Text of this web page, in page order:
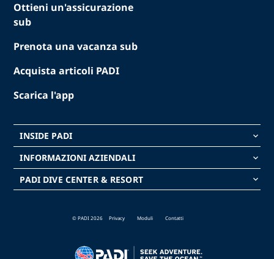
Ottieni un'assicurazione
sub
Prenota una vacanza sub
Acquista articoli PADI
Scarica l'app
INSIDE PADI keyboard_arrow_down
INFORMAZIONI AZIENDALI keyboard_arrow_down
PADI DIVE CENTER & RESORT keyboard_arrow_down
© PADI 2026 Privacy Moduli Contatti